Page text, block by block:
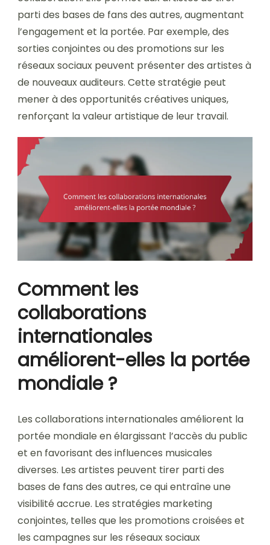
parti des bases de fans des autres, augmentant
l’engagement et la portée. Par exemple, des
sorties conjointes ou des promotions sur les
réseaux sociaux peuvent présenter des artistes à
de nouveaux auditeurs. Cette stratégie peut
mener à des opportunités créatives uniques,
renforçant la valeur artistique de leur travail.
Comment les
collaborations
internationales
améliorent-elles la portée
mondiale ?
Les collaborations internationales améliorent la
portée mondiale en élargissant l’accès du public
et en favorisant des influences musicales
diverses. Les artistes peuvent tirer parti des
bases de fans des autres, ce qui entraîne une
visibilité accrue. Les stratégies marketing
conjointes, telles que les promotions croisées et
les campagnes sur les réseaux sociaux